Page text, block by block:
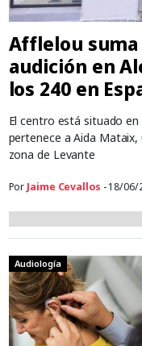
Afflelou suma
audición en
los 240 en
El centro está situado
pertenece a Aida Mataix,
zona de Levante
Por Jaime Cevallos - 18/06/
Audiología